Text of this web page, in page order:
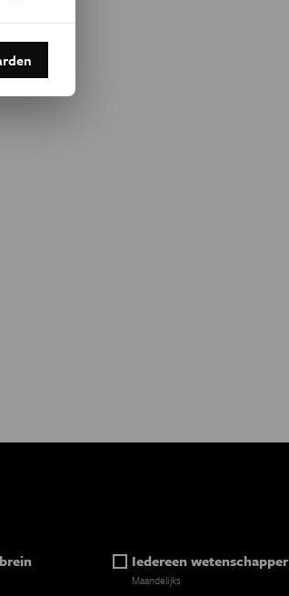
Iedereen wetenschapper
Maandelijks